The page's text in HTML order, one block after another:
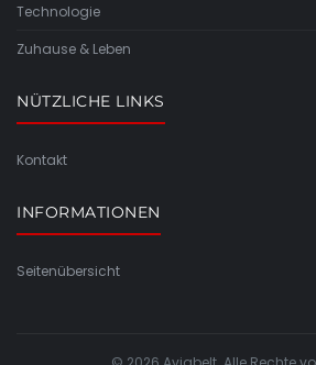
Technologie
Zuhause & Leben
NÜTZLICHE LINKS
Kontakt
INFORMATIONEN
Seitenübersicht